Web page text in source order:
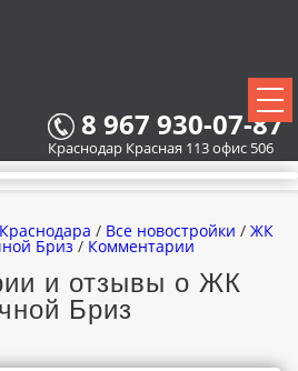
8 967 930-07-87
Краснодар Красная 113 офис 506
НОВОСТРОЙКИ
НОВОСТРОЕК
/ Все новостройки / ЖК
Бриз / Комментарии
и отзывы о ЖК
Бриз